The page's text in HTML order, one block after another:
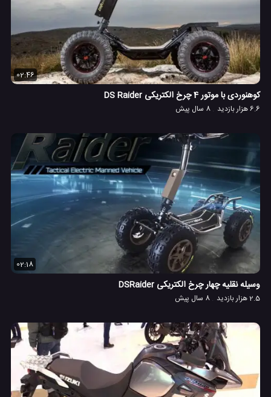
02:46
کوهنوردی با موتور 4 چرخ الکتریکی DS Raider
6.6 هزار بازدید 8 سال پیش
02:18
وسیله نقلیه چهار چرخ الکتریکی DSRaider
2.5 هزار بازدید 8 سال پیش